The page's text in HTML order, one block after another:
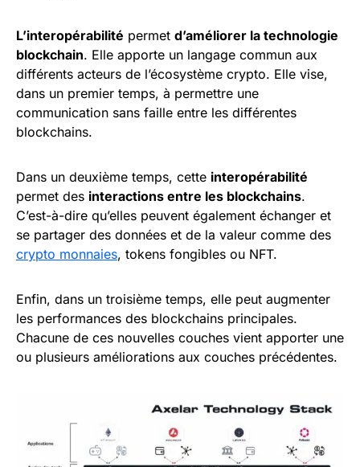
L’interopérabilité permet d’améliorer la technologie
blockchain. Elle apporte un langage commun aux
différents acteurs de l’écosystème crypto. Elle vise,
dans un premier temps, à permettre une
communication sans faille entre les différentes
blockchains.
Dans un deuxième temps, cette interopérabilité
permet des interactions entre les blockchains.
C’est-à-dire qu’elles peuvent également échanger et
se partager des données et de la valeur comme des
crypto monnaies, tokens fongibles ou NFT.
Enfin, dans un troisième temps, elle peut augmenter
les performances des blockchains principales.
Chacune de ces nouvelles couches vient apporter une
ou plusieurs améliorations aux couches précédentes.